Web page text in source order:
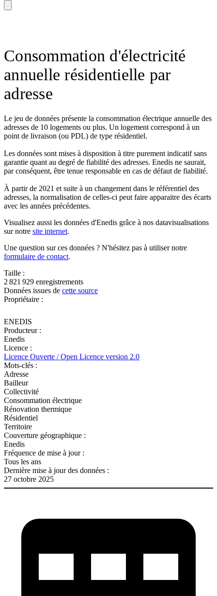
Consommation d'électricité
annuelle résidentielle par
adresse
Le jeu de données présente la consommation électrique annuelle des
adresses de 10 logements ou plus. Un logement correspond à un
point de livraison (ou PDL) de type résidentiel.
Les données sont mises à disposition à titre purement indicatif sans
garantie quant au degré de fiabilité des adresses. Enedis ne saurait,
par conséquent, être tenue responsable en cas de défaut de fiabilité.
À partir de 2021 et suite à un changement dans le référentiel des
adresses, la normalisation de celles-ci peut faire apparaitre des écarts
avec les années précédentes.
Visualisez aussi les données d'Enedis grâce à nos datavisualisations
sur notre site internet.
Une question sur ces données ? N'hésitez pas à utiliser notre
formulaire de contact.
Taille :
2 821 929 enregistrements
Données issues de cette source
Propriétaire :
ENEDIS
Producteur :
Enedis
Licence :
Licence Ouverte / Open Licence version 2.0
Mots-clés :
Adresse
Bailleur
Collectivité
Consommation électrique
Rénovation thermique
Résidentiel
Territoire
Couverture géographique :
Enedis
Fréquence de mise à jour :
Tous les ans
Dernière mise à jour des données :
27 octobre 2025